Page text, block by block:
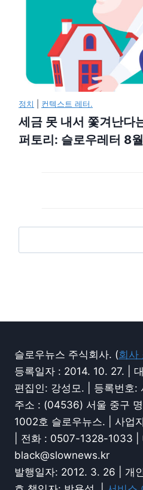
정치 컨텍스트 레터.
세금 못 내서 쫓겨난다
퍼토리: 슬로우레터 8
슬로우뉴스 주식회사. (회사
등록일자 : 2014. 10. 27. |
편집인: 강성모. | 등록번호
주소 : (04536) 서울 중구
1002호 슬로우뉴스. | 사
| 전화 : 0507-1328-1033 |
black@slownews.kr
발행일자: 2012. 3. 26 | 개